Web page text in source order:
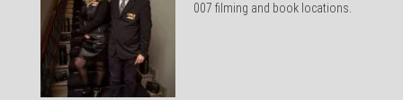
007 filming and book locations.